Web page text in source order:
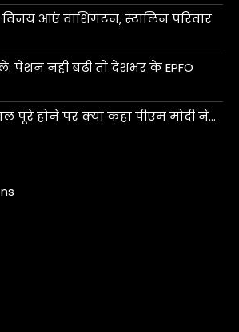
आएं वाशिंगटन, स्टालिन परिवार
पेंशन नहीं बढ़ी तो देशभर के EPFO
पूरे होने पर क्या कहा पीएम मोदी ने…